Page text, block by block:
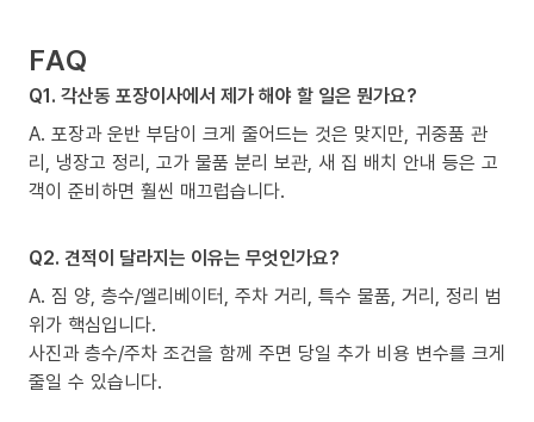
FAQ
Q1. 각산동 포장이사에서 제가 해야 할 일은 뭔가요?
A. 포장과 운반 부담이 크게 줄어드는 것은 맞지만, 귀중품 관
리, 냉장고 정리, 고가 물품 분리 보관, 새 집 배치 안내 등은 고
객이 준비하면 훨씬 매끄럽습니다.
Q2. 견적이 달라지는 이유는 무엇인가요?
A. 짐 양, 층수/엘리베이터, 주차 거리, 특수 물품, 거리, 정리 범
위가 핵심입니다.
사진과 층수/주차 조건을 함께 주면 당일 추가 비용 변수를 크게
줄일 수 있습니다.